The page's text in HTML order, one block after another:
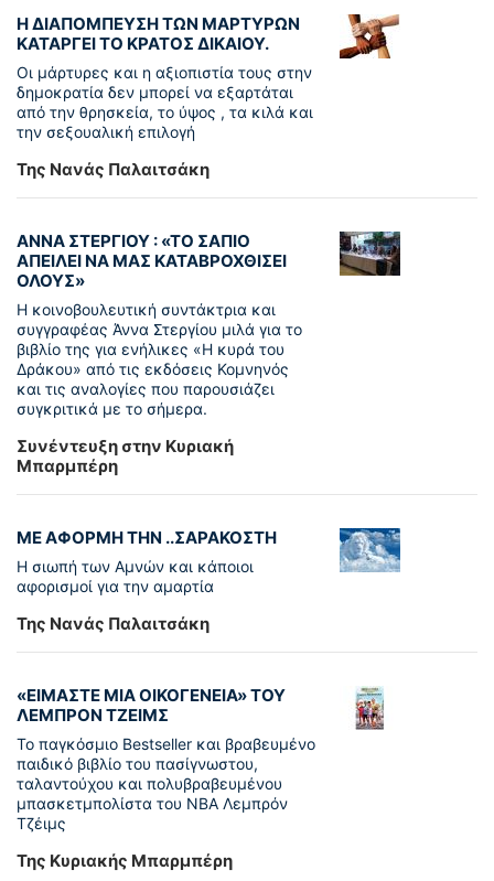
Η ΔΙΑΠΟΜΠΕΥΣΗ ΤΩΝ ΜΑΡΤΥΡΩΝ
ΚΑΤΑΡΓΕΙ ΤΟ ΚΡΑΤΟΣ ΔΙΚΑΙΟΥ.
Οι μάρτυρες και η αξιοπιστία τους στην
δημοκρατία δεν μπορεί να εξαρτάται
από την θρησκεία, το ύψος , τα κιλά και
την σεξουαλική επιλογή
Της Νανάς Παλαιτσάκη
ΑΝΝΑ ΣΤΕΡΓΙΟΥ : «ΤΟ ΣΑΠΙΟ
ΑΠΕΙΛΕΙ ΝΑ ΜΑΣ ΚΑΤΑΒΡΟΧΘΙΣΕΙ
ΟΛΟΥΣ»
Η κοινοβουλευτική συντάκτρια και
συγγραφέας Άννα Στεργίου μιλά για το
βιβλίο της για ενήλικες «Η κυρά του
Δράκου» από τις εκδόσεις Κομνηνός
και τις αναλογίες που παρουσιάζει
συγκριτικά με το σήμερα.
Συνέντευξη στην Κυριακή
Μπαρμπέρη
ΜΕ ΑΦΟΡΜΗ ΤΗΝ ..ΣΑΡΑΚΟΣΤΗ
Η σιωπή των Αμνών και κάποιοι
αφορισμοί για την αμαρτία
Της Νανάς Παλαιτσάκη
«ΕΙΜΑΣΤΕ ΜΙΑ ΟΙΚΟΓΕΝΕΙΑ» ΤΟΥ
ΛΕΜΠΡΟΝ ΤΖΕΙΜΣ
To παγκόσµιο Bestseller και βραβευµένο
παιδικό βιβλίο του πασίγνωστου,
ταλαντούχου και πολυβραβευµένου
µπασκετµπολίστα του NBA Λεµπρόν
Τζέιμς
Της Κυριακής Μπαρμπέρη